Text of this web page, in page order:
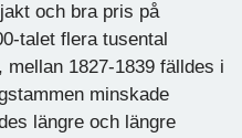
och bra pris på
talet flera tusental
1827-1839 fälldes i
minskade
längre och längre